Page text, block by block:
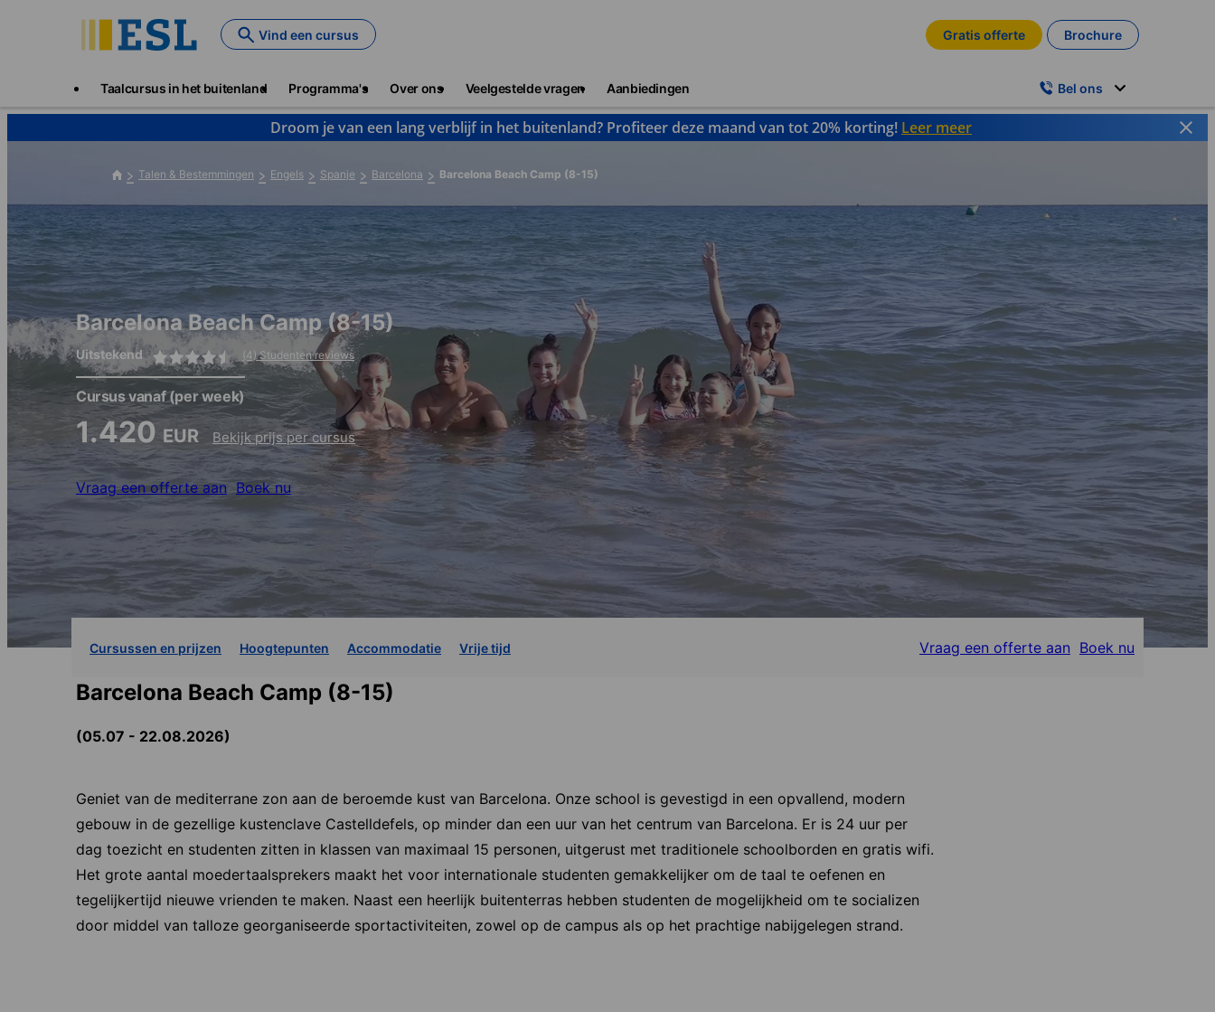
Vind een cursus Gratis offerte Brochure
Taalcursus in het buitenland Programma's Over ons Veelgestelde vragen Aanbiedingen Bel ons
Droom je van een lang verblijf in het buitenland? Profiteer deze maand van tot 20% korting! Leer meer
Talen & Bestemmingen Engels Spanje Barcelona Barcelona Beach Camp (8-15)
Barcelona Beach Camp (8-15)
Uitstekend (4) Studenten reviews
Cursus vanaf(per week)
1.420EUR Bekijk prijs per cursus
Vraag een offerte aan Boek nu
Cursussen en prijzen Hoogtepunten Accommodatie Vrije tijd Vraag een offerte aan Boek nu
Barcelona Beach Camp (8-15)
(05.07 - 22.08.2026)
Geniet van de mediterrane zon aan de beroemde kust van Barcelona. Onze school is gevestigd in een opvallend, modern
gebouw in de gezellige kustenclave Castelldefels, op minder dan een uur van het centrum van Barcelona. Er is 24 uur per
dag toezicht en studenten zitten in klassen van maximaal 15 personen, uitgerust met traditionele schoolborden en gratis wifi.
Het grote aantal moedertaalsprekers maakt het voor internationale studenten gemakkelijker om de taal te oefenen en
tegelijkertijd nieuwe vrienden te maken. Naast een heerlijk buitenterras hebben studenten de mogelijkheid om te socializen
door middel van talloze georganiseerde sportactiviteiten, zowel op de campus als op het prachtige nabijgelegen strand.